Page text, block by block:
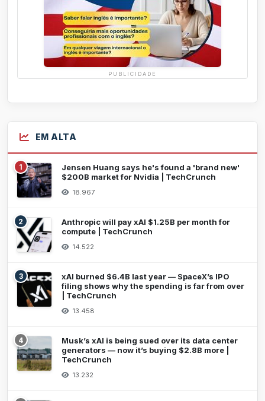
PUBLICIDADE
EM ALTA
1
Jensen Huang says he's found a 'brand new'
$200B market for Nvidia | TechCrunch
18.967
2
Anthropic will pay xAI $1.25B per month for
compute | TechCrunch
14.522
3
xAI burned $6.4B last year — SpaceX’s IPO
filing shows why the spending is far from over
| TechCrunch
13.458
4
Musk’s xAI is being sued over its data center
generators — now it’s buying $2.8B more |
TechCrunch
13.232